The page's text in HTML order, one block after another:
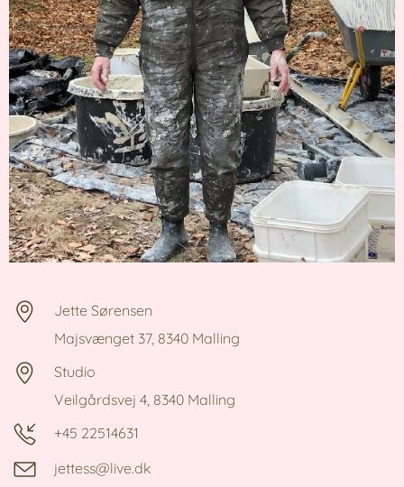
Jette Sørensen
Majsvænget 37, 8340 Malling
Studio
Veilgårdsvej 4, 8340 Malling
+45 22514631
jettess@live.dk